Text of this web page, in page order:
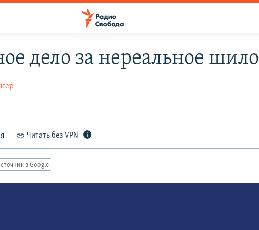
дело за нереальное шило
Читать без VPN
в Google